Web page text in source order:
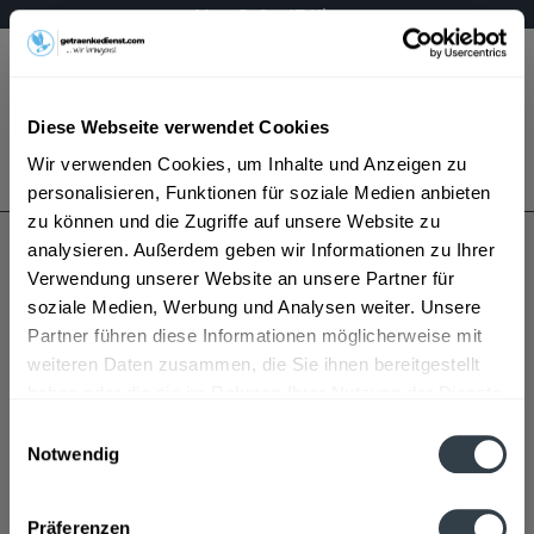
Diese Webseite verwendet Cookies
Wir verwenden Cookies, um Inhalte und Anzeigen zu
personalisieren, Funktionen für soziale Medien anbieten
zu können und die Zugriffe auf unsere Website zu
analysieren. Außerdem geben wir Informationen zu Ihrer
Verwendung unserer Website an unsere Partner für
soziale Medien, Werbung und Analysen weiter. Unsere
Partner führen diese Informationen möglicherweise mit
weiteren Daten zusammen, die Sie ihnen bereitgestellt
Notwendig
Präferenzen
Mo – Fr 9 – 17 Uhr
Menü
Bestellung widerrufen
Es gilt unsere Datenschutzerklärung
Alemannen
Alemannen wird in den folgenden Regionen, Städten,